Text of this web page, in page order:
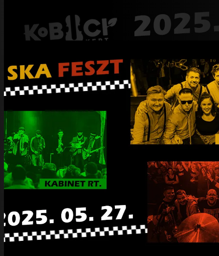
Nagyjából 20-25 éve annak, hogy a nemzetközi
trendekkel együtt lett a ska műfajnak itthon egy
felfutása. Ti hogy látjátok itthon a műfaj helyzetét
jelenleg ?
Akkoriban valóban rengeteg zenekar indult, és a PASO is
biztosan sok új banda születését inspirálta. Az elmúlt években
elég nagy a pangás: kevés a koncert, kevés a zenekar, kevés
a lehetőség. Remélem, azért még lesz újabb hulláma
valamikor. De talán máshol sem pörög annyira a műfaj. Ettől
még szeretjük, hogy épp nem divatos.
Május 27.-én a Kobuciban 3 ska banda lép fel egy
tematikus estén. Ti általában is szerveztek ilyeneket. Ez